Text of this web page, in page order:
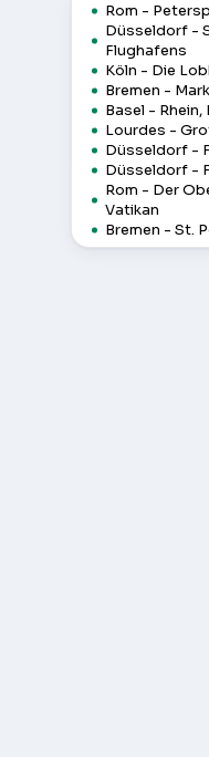
Rom -
Düsseldorf -
Flughafens
Köln - Die
Bremen -
Basel -
Lourdes -
Düsseldorf -
Düsseldorf -
Rom - Der
Vatikan
Bremen - St.